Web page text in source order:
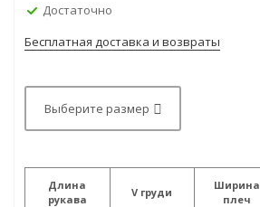
Достаточно
Бесплатная доставка и возвраты
Выберите размер
Длина
рукава
V груди
Ширина
плеч